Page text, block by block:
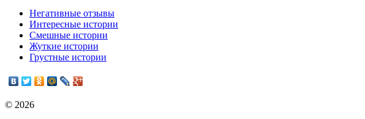
Негативные отзывы
Интересные истории
Смешные истории
Жуткие истории
Грустные истории
© 2026